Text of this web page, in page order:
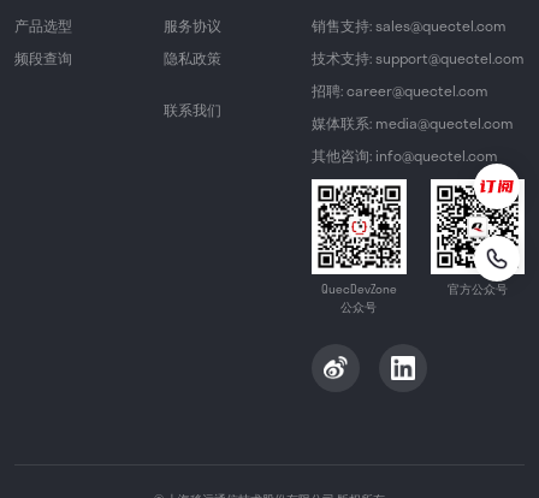
产品选型
频段查询
服务协议
隐私政策
联系我们
销售支持: sales@quectel.com
技术支持: support@quectel.com
招聘: career@quectel.com
媒体联系: media@quectel.com
其他咨询: info@quectel.com
QuecDevZone
公众号
官方公众号